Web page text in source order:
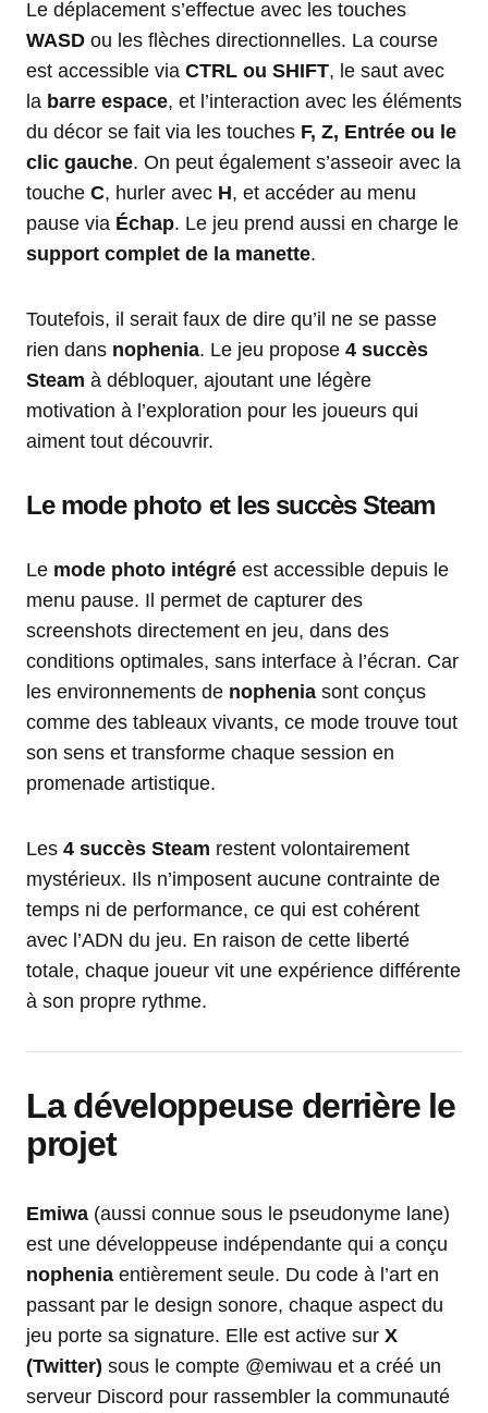
Le déplacement s’effectue avec les touches
WASD ou les flèches directionnelles. La course
est accessible via CTRL ou SHIFT, le saut avec
la barre espace, et l’interaction avec les éléments
du décor se fait via les touches F, Z, Entrée ou le
clic gauche. On peut également s’asseoir avec la
touche C, hurler avec H, et accéder au menu
pause via Échap. Le jeu prend aussi en charge le
support complet de la manette.
Toutefois, il serait faux de dire qu’il ne se passe
rien dans nophenia. Le jeu propose 4 succès
Steam à débloquer, ajoutant une légère
motivation à l’exploration pour les joueurs qui
aiment tout découvrir.
Le mode photo et les succès Steam
Le mode photo intégré est accessible depuis le
menu pause. Il permet de capturer des
screenshots directement en jeu, dans des
conditions optimales, sans interface à l’écran. Car
les environnements de nophenia sont conçus
comme des tableaux vivants, ce mode trouve tout
son sens et transforme chaque session en
promenade artistique.
Les 4 succès Steam restent volontairement
mystérieux. Ils n’imposent aucune contrainte de
temps ni de performance, ce qui est cohérent
avec l’ADN du jeu. En raison de cette liberté
totale, chaque joueur vit une expérience différente
à son propre rythme.
La développeuse derrière le
projet
Emiwa (aussi connue sous le pseudonyme lane)
est une développeuse indépendante qui a conçu
nophenia entièrement seule. Du code à l’art en
passant par le design sonore, chaque aspect du
jeu porte sa signature. Elle est active sur X
(Twitter) sous le compte @emiwau et a créé un
serveur Discord pour rassembler la communauté